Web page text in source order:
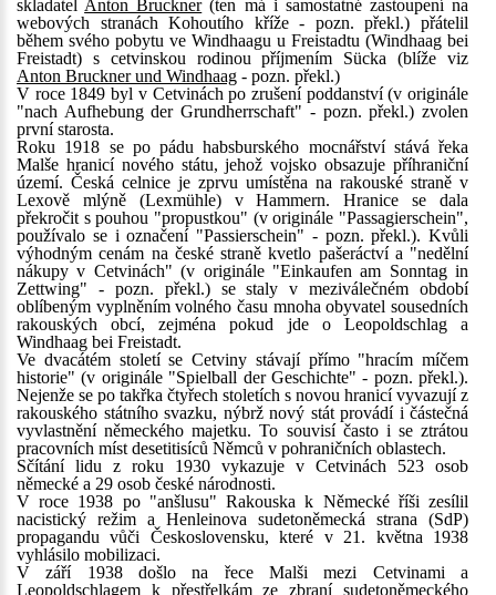
skladatel Anton Bruckner(ten má i samostatné zastoupení na
webových stranách Kohoutího kříže - pozn. překl.) přátelil
během svého pobytu ve Windhaagu u Freistadtu (Windhaag bei
Freistadt) s cetvinskou rodinou příjmením Sücka (blíže viz
Anton Bruckner und Windhaag - pozn. překl.)
V roce 1849 byl v Cetvinách po zrušení poddanství (v originále
"nach Aufhebung der Grundherrschaft" - pozn. překl.) zvolen
první starosta.
Roku 1918 se po pádu habsburského mocnářství stává řeka
Malše hranicí nového státu, jehož vojsko obsazuje příhraniční
území. Česká celnice je zprvu umístěna na rakouské straně v
Lexově mlýně (Lexmühle) v Hammern. Hranice se dala
překročit s pouhou "propustkou" (v originále "Passagierschein",
používalo se i označení "Passierschein" - pozn. překl.). Kvůli
výhodným cenám na české straně kvetlo pašeráctví a "nedělní
nákupy v Cetvinách" (v originále "Einkaufen am Sonntag in
Zettwing" - pozn. překl.) se staly v meziválečném období
oblíbeným vyplněním volného času mnoha obyvatel sousedních
rakouských obcí, zejména pokud jde o Leopoldschlag a
Windhaag bei Freistadt.
Ve dvacátém století se Cetviny stávají přímo "hracím míčem
historie" (v originále "Spielball der Geschichte" - pozn. překl.).
Nejenže se po takřka čtyřech stoletích s novou hranicí vyvazují z
rakouského státního svazku, nýbrž nový stát provádí i částečná
vyvlastnění německého majetku. To souvisí často i se ztrátou
pracovních míst desetitisíců Němců v pohraničních oblastech.
Sčítání lidu z roku 1930 vykazuje v Cetvinách 523 osob
německé a 29 osob české národnosti.
V roce 1938 po "anšlusu" Rakouska k Německé říši zesílil
nacistický režim a Henleinova sudetoněmecká strana (SdP)
propagandu vůči Československu, které v 21. května 1938
vyhlásilo mobilizaci.
V září 1938 došlo na řece Malši mezi Cetvinami a
Leopoldschlagem k přestřelkám ze zbraní sudetoněmeckého